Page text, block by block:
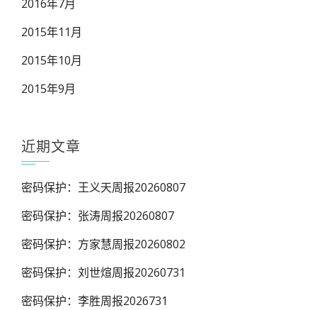
2016年7月
2015年11月
2015年10月
2015年9月
近期文章
密码保护：王义天周报20260807
密码保护：张涛周报20260807
密码保护：方家慧周报20260802
密码保护：刘世煊周报20260731
密码保护：李胜周报2026731